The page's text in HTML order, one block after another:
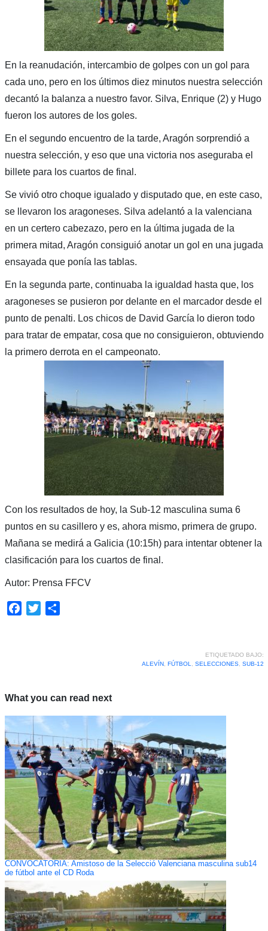
En la reanudación, intercambio de golpes con un gol para
cada uno, pero en los últimos diez minutos nuestra selección
decantó la balanza a nuestro favor. Silva, Enrique (2) y Hugo
fueron los autores de los goles.
En el segundo encuentro de la tarde, Aragón sorprendió a
nuestra selección, y eso que una victoria nos aseguraba el
billete para los cuartos de final.
Se vivió otro choque igualado y disputado que, en este caso,
se llevaron los aragoneses. Silva adelantó a la valenciana
en un certero cabezazo, pero en la última jugada de la
primera mitad, Aragón consiguió anotar un gol en una jugada
ensayada que ponía las tablas.
En la segunda parte, continuaba la igualdad hasta que, los
aragoneses se pusieron por delante en el marcador desde el
punto de penalti. Los chicos de David García lo dieron todo
para tratar de empatar, cosa que no consiguieron, obtuviendo
la primero derrota en el campeonato.
Con los resultados de hoy, la Sub-12 masculina suma 6
puntos en su casillero y es, ahora mismo, primera de grupo.
Mañana se medirá a Galicia (10:15h) para intentar obtener la
clasificación para los cuartos de final.
Autor: Prensa FFCV
Facebook
Twitter
ETIQUETADO BAJO:
ALEVÍN, FÚTBOL SELECCIONES, SUB-12
What you can read next
CONVOCATORIA: Amistoso de la Selecció Valenciana masculina sub14
de fútbol ante el CD Roda